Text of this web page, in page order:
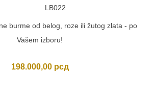
LB022
burme od belog, roze ili žutog zlata - po
Vašem izboru!
198.000,00 рсд